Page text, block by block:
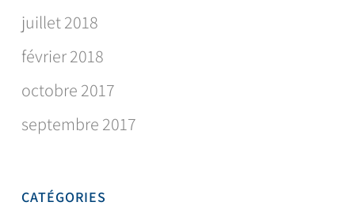
juillet 2018
février 2018
octobre 2017
septembre 2017
CATÉGORIES